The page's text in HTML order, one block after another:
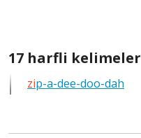
17 harfli kelimeler
zip-a-dee-doo-dah